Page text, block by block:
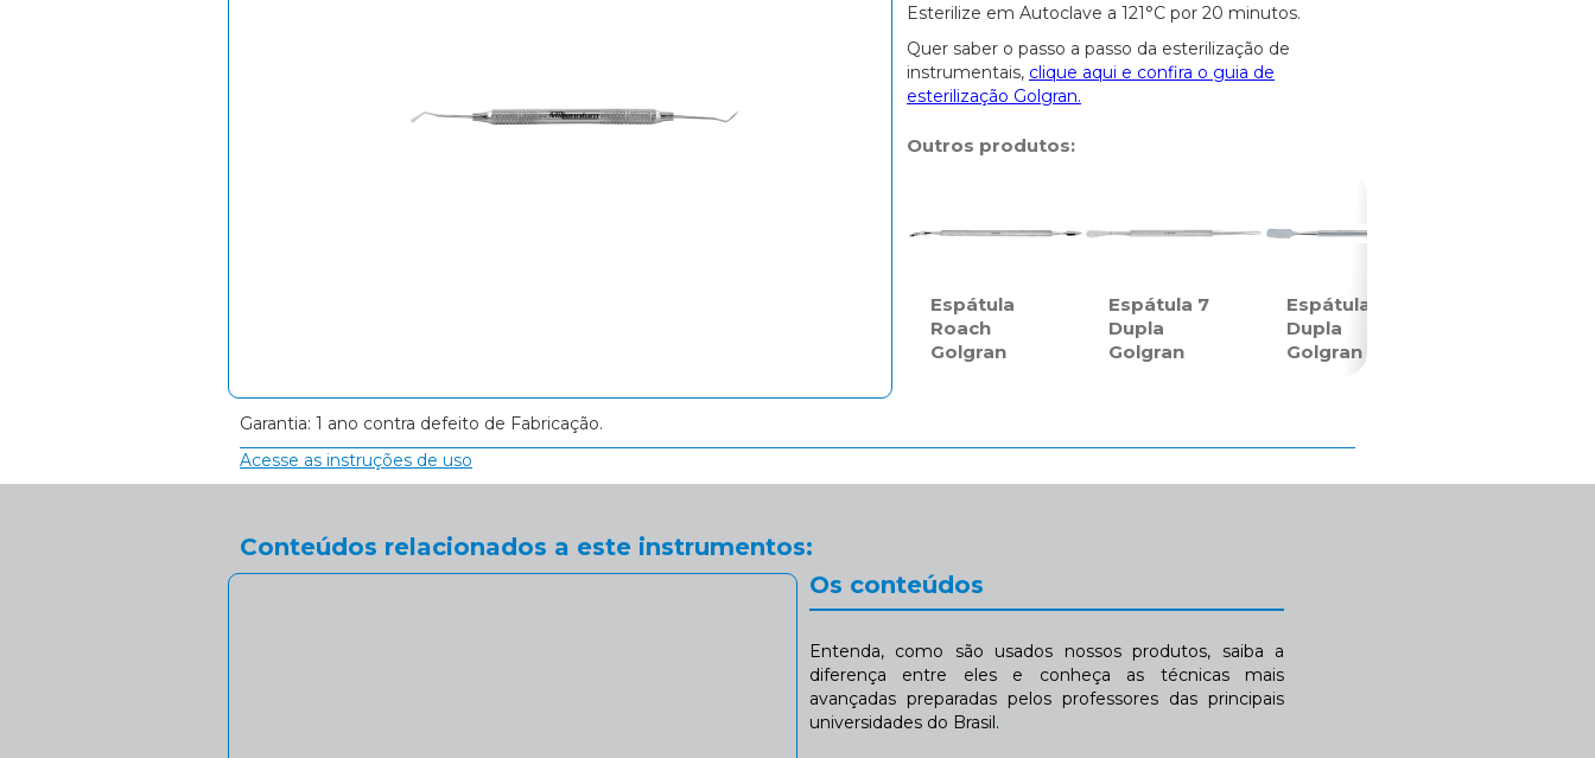
Esterilize em Autoclave a 121°C por 20 minutos.
Quer saber o passo a passo da esterilização de
instrumentais, clique aqui e confira o guia de
esterilização Golgran.
Outros produtos:
Espátula
Roach
Golgran
Espátula 7
Dupla
Golgran
Espátula 31
Dupla
Golgran
Garantia: 1 ano contra defeito de Fabricação.
Acesse as instruções de uso
Conteúdos relacionados a este instrumentos:
Os conteúdos
Entenda, como são usados nossos produtos, saiba a
diferença entre eles e conheça as técnicas mais
avançadas preparadas pelos professores das principais
universidades do Brasil.